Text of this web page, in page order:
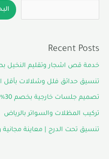
Recent Posts
خدمة قص اشجار وتقليم النخيل
تنسيق حدائق فلل وشلالات بأقل
تصميم جلسات خارجية بخصم 30% والمعاينة مجانية.
تركيب المظلات والسواتر بالرياض
تنسيق تحت الدرج | معاينة مجانية